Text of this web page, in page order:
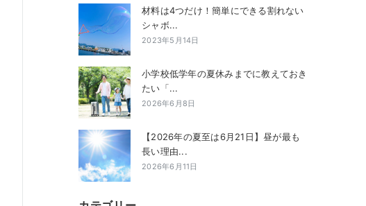
材料は4つだけ！簡単にできる割れない
シャボ...
2023年5月14日
小学校低学年の夏休みまでに教えておき
たい「...
2026年6月8日
【2026年の夏至は6月21日】昼が最も
長い理由...
2026年6月11日